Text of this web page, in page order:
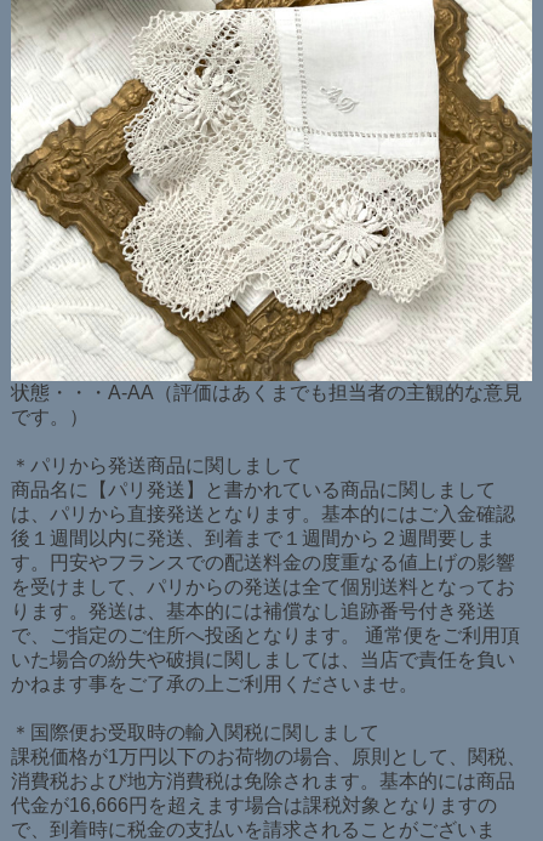
状態・・・A-AA（評価はあくまでも担当者の主観的な意見
です。）
＊パリから発送商品に関しまして
商品名に【パリ発送】と書かれている商品に関しまして
は、パリから直接発送となります。基本的にはご入金確認
後１週間以内に発送、到着まで１週間から２週間要しま
す。円安やフランスでの配送料金の度重なる値上げの影響
を受けまして、パリからの発送は全て個別送料となってお
ります。発送は、基本的には補償なし追跡番号付き発送
で、ご指定のご住所へ投函となります。 通常便をご利用頂
いた場合の紛失や破損に関しましては、当店で責任を負い
かねます事をご了承の上ご利用くださいませ。
＊国際便お受取時の輸入関税に関しまして
課税価格が1万円以下のお荷物の場合、原則として、関税、
消費税および地方消費税は免除されます。基本的には商品
代金が16,666円を超えます場合は課税対象となりますの
で、到着時に税金の支払いを請求されることがございま